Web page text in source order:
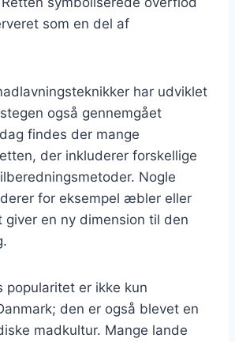
som en del af
har udviklet
også gennemgået
findes der mange
der inkluderer forskellige
Nogle
for eksempel æbler eller
giver en ny dimension til den
popularitet er ikke kun
den er også blevet en
madkultur. Mange lande